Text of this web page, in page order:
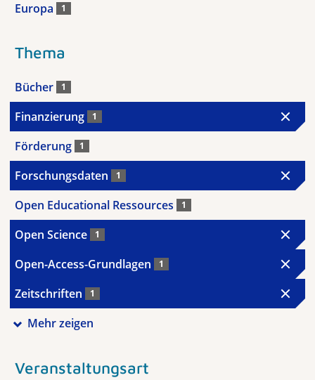
Europa 1
Thema
Bücher 1
Finanzierung 1
Förderung 1
Forschungsdaten 1
Open Educational Ressources 1
Open Science 1
Open-Access-Grundlagen 1
Zeitschriften 1
Mehr zeigen
Veranstaltungsart